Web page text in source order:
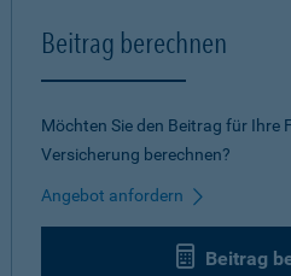
Beitrag berechnen
Möchten Sie den Beitrag für Ihre
Versicherung berechnen?
Angebot anfordern
Beitrag